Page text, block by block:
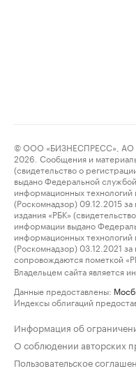
© ООО «БИЗНЕСПРЕСС», АО
2026. Сообщения и
(свидетельство о
выдано Федеральной
информационных
(Роскомнадзор) 09.12.2015
издания «РБК»
информации выдано
информационных
(Роскомнадзор) 03.12.2021
сопровождаются пометкой
Владельцем сайта является
Данные предоставлены:
Индексы облигаций
Информация об
О соблюдении авторских
Пользовательское